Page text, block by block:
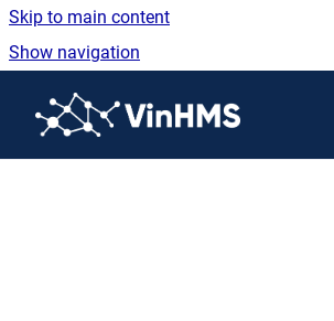
Skip to main content
Show navigation